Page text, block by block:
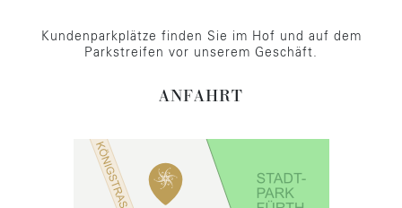
Kundenparkplätze finden Sie im Hof und auf dem
Parkstreifen vor unserem Geschäft.
ANFAHRT